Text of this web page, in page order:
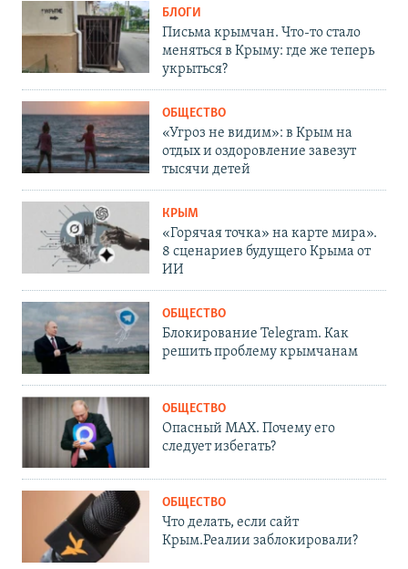
БЛОГИ
Письма крымчан. Что-то стало
меняться в Крыму: где же теперь
укрыться?
ОБЩЕСТВО
«Угроз не видим»: в Крым на
отдых и оздоровление завезут
тысячи детей
КРЫМ
«Горячая точка» на карте мира».
8 сценариев будущего Крыма от
ИИ
ОБЩЕСТВО
Блокирование Telegram. Как
решить проблему крымчанам
ОБЩЕСТВО
Опасный MAX. Почему его
следует избегать?
ОБЩЕСТВО
Что делать, если сайт
Крым.Реалии заблокировали?